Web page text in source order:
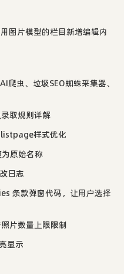
图片模型的栏目新增编辑内
虫、垃圾SEO蜘蛛采集器、
取规则详解
样式优化
原始名称
日志
条款弹窗代码，让用户选择
片数量上限限制
显示